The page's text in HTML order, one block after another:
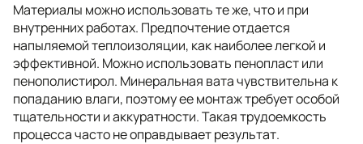
Материалы можно использовать те же, что и при
внутренних работах. Предпочтение отдается
напыляемой теплоизоляции, как наиболее легкой и
эффективной. Можно использовать пенопласт или
пенополистирол. Минеральная вата чувствительна к
попаданию влаги, поэтому ее монтаж требует особой
тщательности и аккуратности. Такая трудоемкость
процесса часто не оправдывает результат.